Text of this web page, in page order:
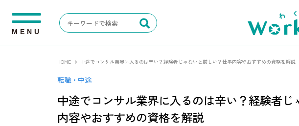
M E N U
HOME 中途でコンサル業界に入るのは辛い？経験者じゃないと厳しい？仕事内容やおすすめの資格を解説
転職・中途
中途でコンサル業界に入るのは辛い？経験者
内容やおすすめの資格を解説